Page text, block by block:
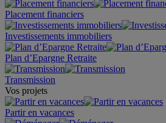
Placement financiers
Investissements immobiliers
Plan d’Epargne Retraite
Transmission
Vos projets
Partir en vacances